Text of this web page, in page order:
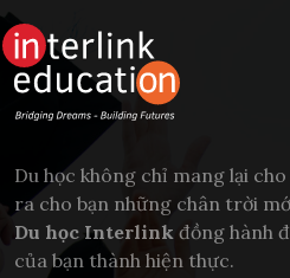
Du học không chỉ mang lại
ra cho bạn những chân trời
Du học Interlink đồng hành
của bạn thành hiện thực.